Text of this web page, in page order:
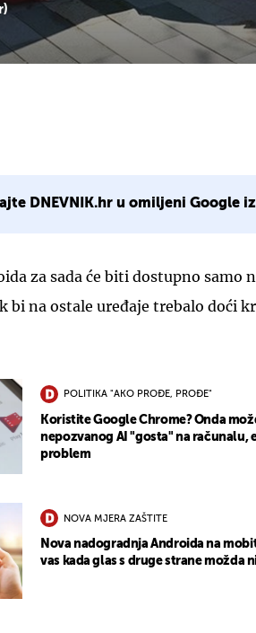
DNEVNIK.hr u omiljeni Google
za sada će biti dostupno samo
bi na ostale uređaje trebalo doći
POLITIKA "AKO PROĐE, PROĐE"
Koristite Google Chrome? Onda
nepozvanog AI "gosta" na računalu,
problem
NOVA MJERA ZAŠTITE
Nova nadogradnja Androida na
vas kada glas s druge strane možda